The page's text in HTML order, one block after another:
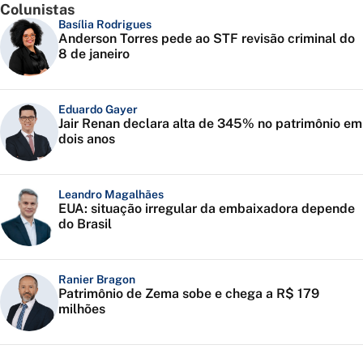
Colunistas
Basília Rodrigues
Anderson Torres pede ao STF revisão criminal do
8 de janeiro
Eduardo Gayer
Jair Renan declara alta de 345% no patrimônio em
dois anos
Leandro Magalhães
EUA: situação irregular da embaixadora depende
do Brasil
Ranier Bragon
Patrimônio de Zema sobe e chega a R$ 179
milhões